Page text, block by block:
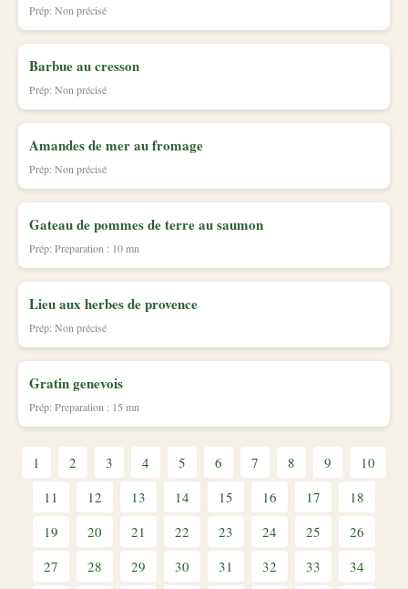
Prép: Non précisé
Barbue au cresson
Prép: Non précisé
Amandes de mer au fromage
Prép: Non précisé
Gateau de pommes de terre au saumon
Prép: Preparation : 10 mn
Lieu aux herbes de provence
Prép: Non précisé
Gratin genevois
Prép: Preparation : 15 mn
1 2 3 4 5 6 7 8 9
10
11
12 13 14 15 16 17
18
19
20 21 22 23 24 25
26
27
28 29 30 31 32 33
34